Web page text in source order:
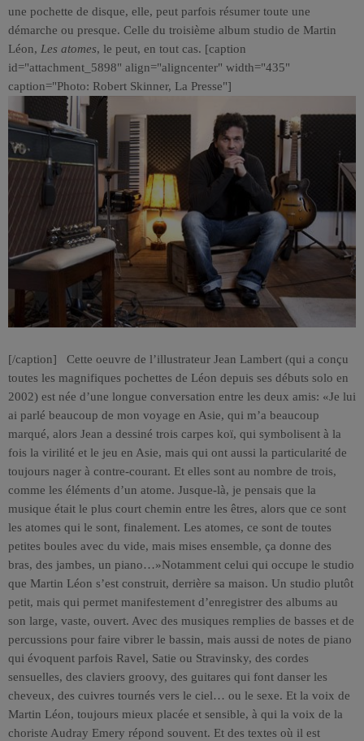
une pochette de disque, elle, peut parfois résumer toute une
démarche ou presque. Celle du troisième album studio de Martin
Léon, Les atomes, le peut, en tout cas. [caption
id="attachment_5898" align="aligncenter" width="435"
caption="Photo: Robert Skinner, La Presse"]
[/caption] Cette oeuvre de l’illustrateur Jean Lambert (qui a conçu
toutes les magnifiques pochettes de Léon depuis ses débuts solo en
2002) est née d’une longue conversation entre les deux amis: «Je lui
ai parlé beaucoup de mon voyage en Asie, qui m’a beaucoup
marqué, alors Jean a dessiné trois carpes koï, qui symbolisent à la
fois la virilité et le jeu en Asie, mais qui ont aussi la particularité de
toujours nager à contre-courant. Et elles sont au nombre de trois,
comme les éléments d’un atome. Jusque-là, je pensais que la
musique était le plus court chemin entre les êtres, alors que ce sont
les atomes qui le sont, finalement. Les atomes, ce sont de toutes
petites boules avec du vide, mais mises ensemble, ça donne des
bras, des jambes, un piano…»Notamment celui qui occupe le studio
que Martin Léon s’est construit, derrière sa maison. Un studio plutôt
petit, mais qui permet manifestement d’enregistrer des albums au
son large, vaste, ouvert. Avec des musiques remplies de basses et de
percussions pour faire vibrer le bassin, mais aussi de notes de piano
qui évoquent parfois Ravel, Satie ou Stravinsky, des cordes
sensuelles, des claviers groovy, des guitares qui font danser les
cheveux, des cuivres tournés vers le ciel… ou le sexe. Et la voix de
Martin Léon, toujours mieux placée et sensible, à qui la voix de la
choriste Audray Emery répond souvent. Et des textes où il est